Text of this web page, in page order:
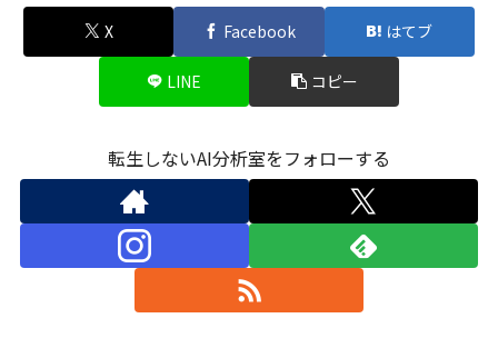
X Facebook はてブ
LINE コピー
転生しないAI分析室をフォローする